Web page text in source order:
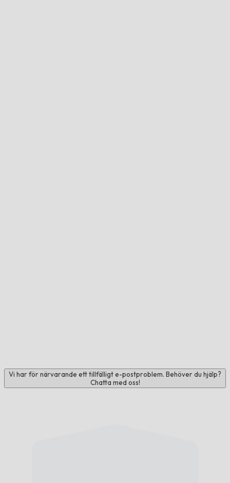
Vi har för närvarande ett tillfälligt e-postproblem. Behöver du hjälp?
Chatta med oss!